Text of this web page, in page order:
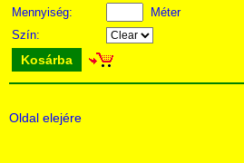
Mennyiség:
Méter
Szín:
Kosárba
Oldal elejére